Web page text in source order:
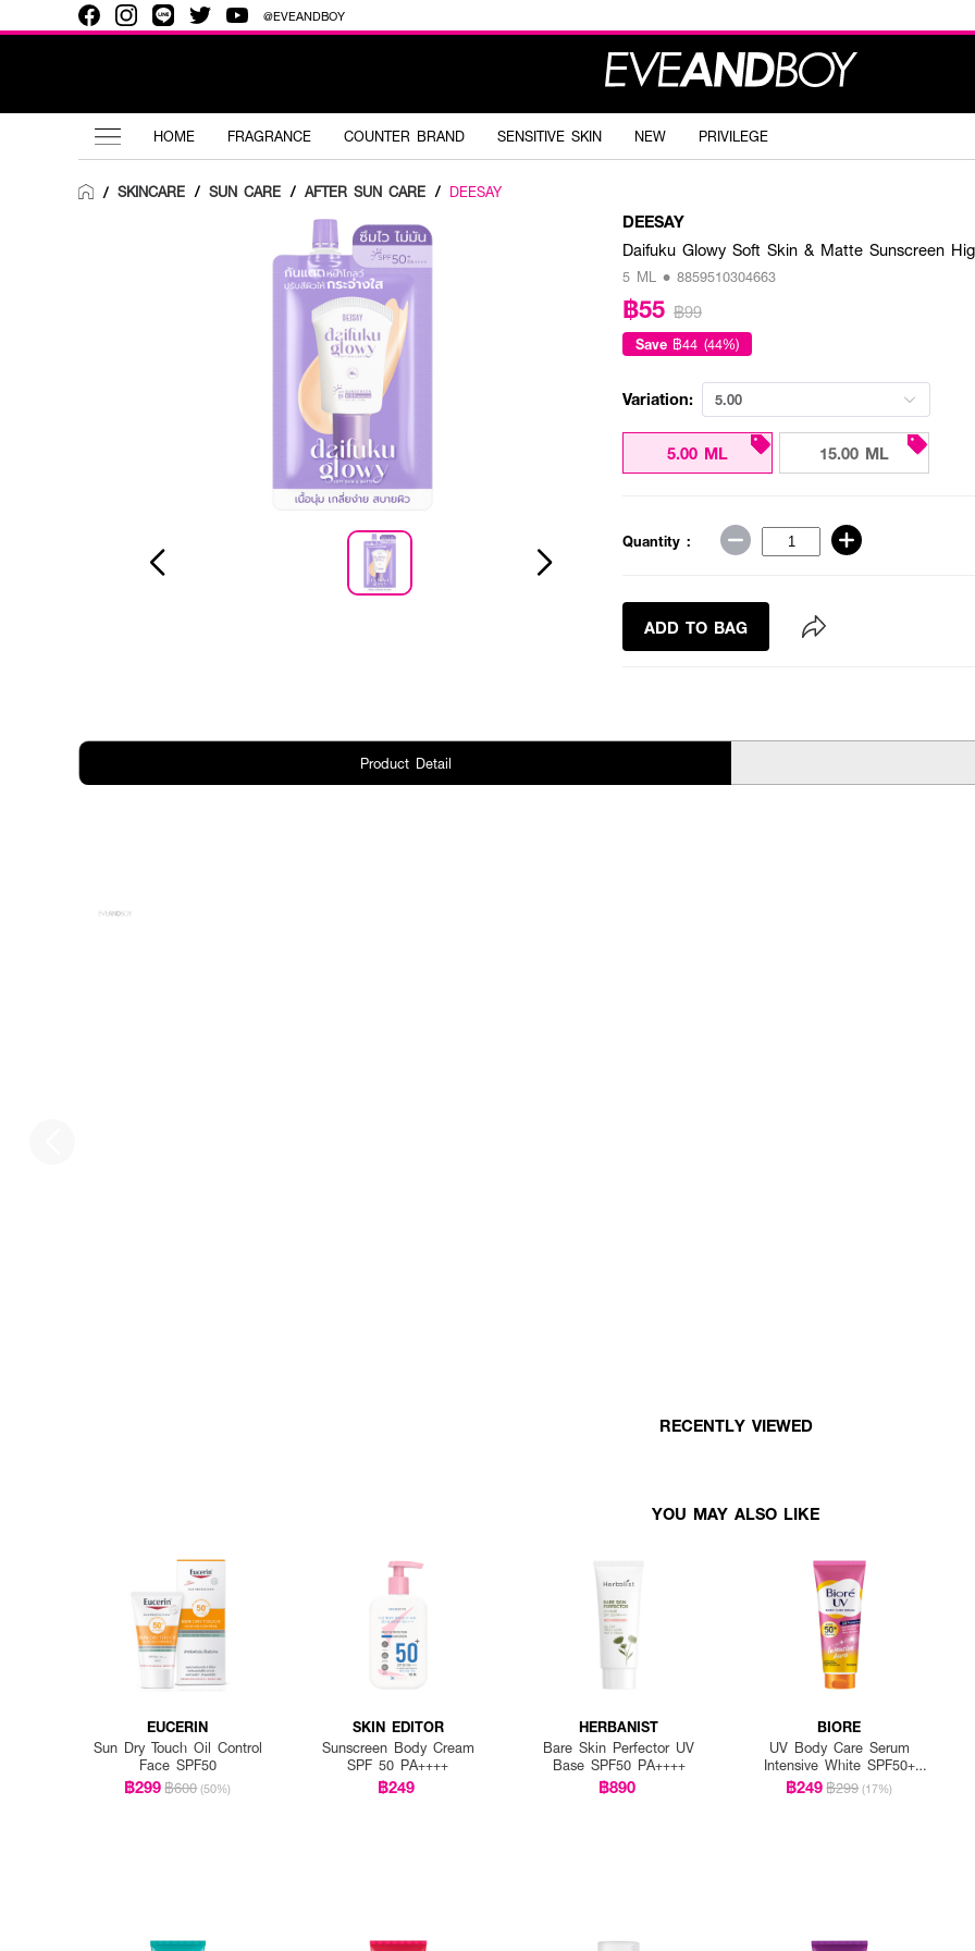
@EVEANDBOY
HOME FRAGRANCE COUNTER BRAND SENSITIVE SKIN NEW PRIVILEGE
/ SKINCARE / SUN CARE / AFTER SUN CARE / DEESAY
DEESAY
Daifuku Glowy Soft Skin & Matte Sunscreen
5 ML • 8859510304663
฿55 ฿99
Save ฿44 (44%)
Variation: 5.00
5.00 ML 15.00 ML
Quantity :
ADD TO BAG
Product Detail
RECENTLY VIEWED
YOU MAY ALSO LIKE
EUCERIN
Sun Dry Touch Oil Control
Face SPF50
฿299฿600 (50%)
SKIN EDITOR
Sunscreen Body Cream
SPF 50 PA++++
฿249
HERBANIST
Bare Skin Perfector UV
Base SPF50 PA++++
฿890
BIORE
UV Body Care Serum
Intensive White SPF50+
PA++++
฿249฿299 (17%)